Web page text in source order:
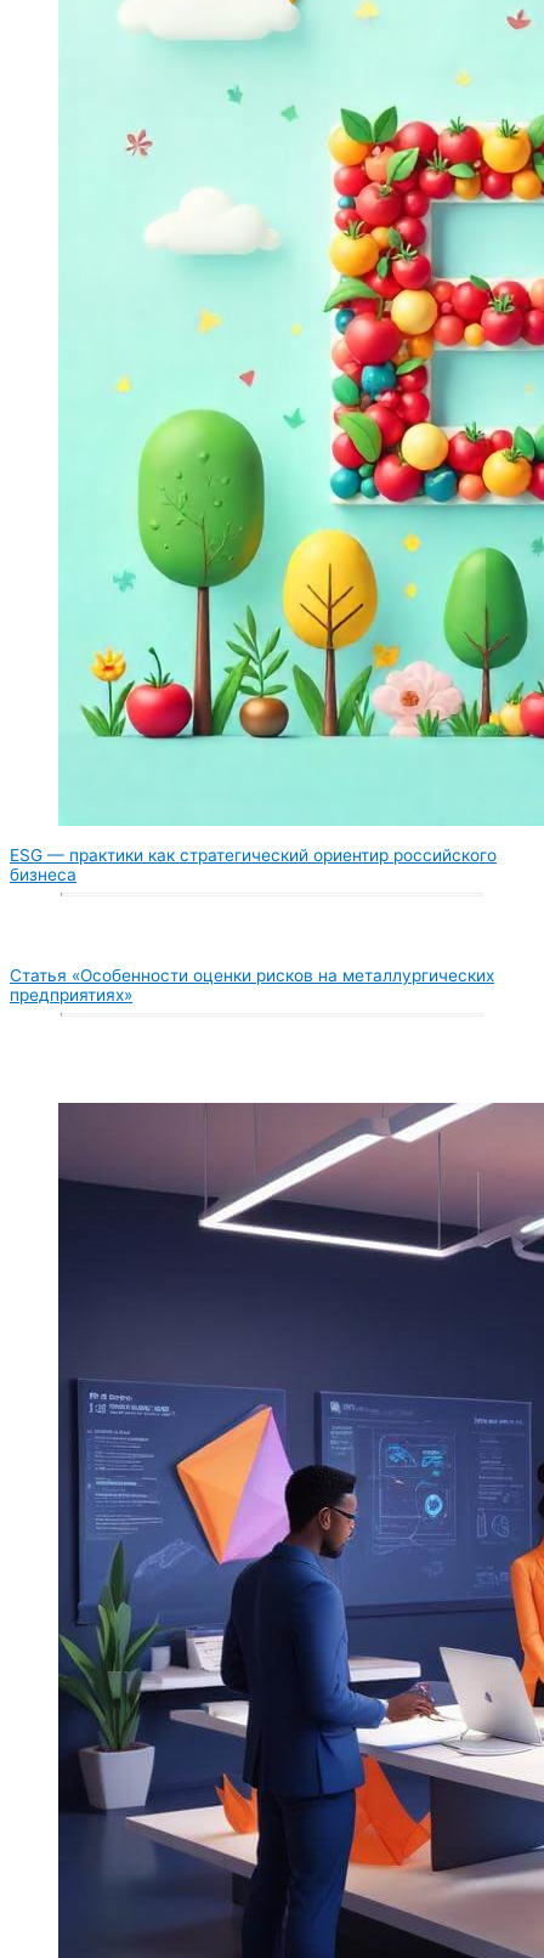
ESG — практики как стратегический ориентир российского
бизнеса
Статья «Особенности оценки рисков на металлургических
предприятиях»